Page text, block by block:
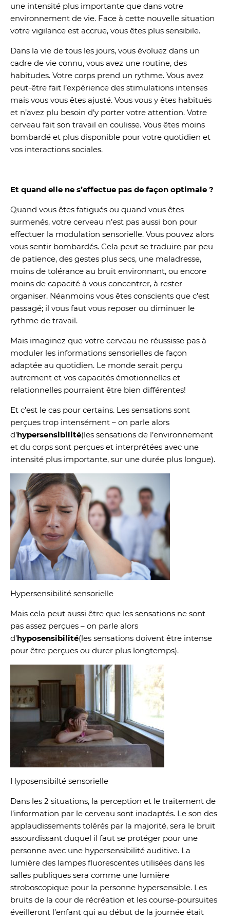
une intensité plus importante que dans votre
environnement de vie. Face à cette nouvelle situation
votre vigilance est accrue, vous êtes plus sensibile.
Dans la vie de tous les jours, vous évoluez dans un
cadre de vie connu, vous avez une routine, des
habitudes. Votre corps prend un rythme. Vous avez
peut-être fait l’expérience des stimulations intenses
mais vous vous êtes ajusté. Vous vous y êtes habitués
et n’avez plu besoin d’y porter votre attention. Votre
cerveau fait son travail en coulisse. Vous êtes moins
bombardé et plus disponible pour votre quotidien et
vos interactions sociales.
Et quand elle ne s’effectue pas de façon optimale ?
Quand vous êtes fatigués ou quand vous êtes
surmenés, votre cerveau n’est pas aussi bon pour
effectuer la modulation sensorielle. Vous pouvez alors
vous sentir bombardés. Cela peut se traduire par peu
de patience, des gestes plus secs, une maladresse,
moins de tolérance au bruit environnant, ou encore
moins de capacité à vous concentrer, à rester
organiser. Néanmoins vous êtes conscients que c’est
passagé; il vous faut vous reposer ou diminuer le
rythme de travail.
Mais imaginez que votre cerveau ne réussisse pas à
moduler les informations sensorielles de façon
adaptée au quotidien. Le monde serait perçu
autrement et vos capacités émotionnelles et
relationnelles pourraient être bien différentes!
Et c’est le cas pour certains. Les sensations sont
perçues trop intensément – on parle alors
d’hypersensibilité(les sensations de l’environnement
et du corps sont perçues et interprétées avec une
intensité plus importante, sur une durée plus longue).
Hypersensibilité sensorielle
Mais cela peut aussi être que les sensations ne sont
pas assez perçues – on parle alors
d’hyposensibilité(les sensations doivent être intense
pour être perçues ou durer plus longtemps).
Hyposensibilté sensorielle
Dans les 2 situations, la perception et le traitement de
l’information par le cerveau sont inadaptés. Le son des
applaudissements tolérés par la majorité, sera le bruit
assourdissant duquel il faut se protéger pour une
personne avec une hypersensibilité auditive. La
lumière des lampes fluorescentes utilisées dans les
salles publiques sera comme une lumière
stroboscopique pour la personne hypersensible. Les
bruits de la cour de récréation et les course-poursuites
éveilleront l’enfant qui au début de la journée était